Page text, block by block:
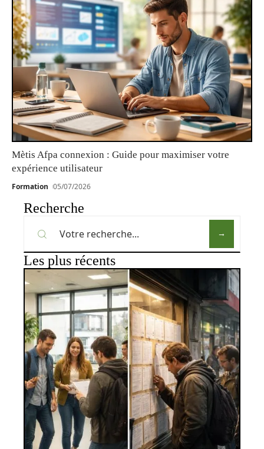
Mètis Afpa connexion : Guide pour maximiser votre
expérience utilisateur
Formation 05/07/2026
Recherche
Les plus récents